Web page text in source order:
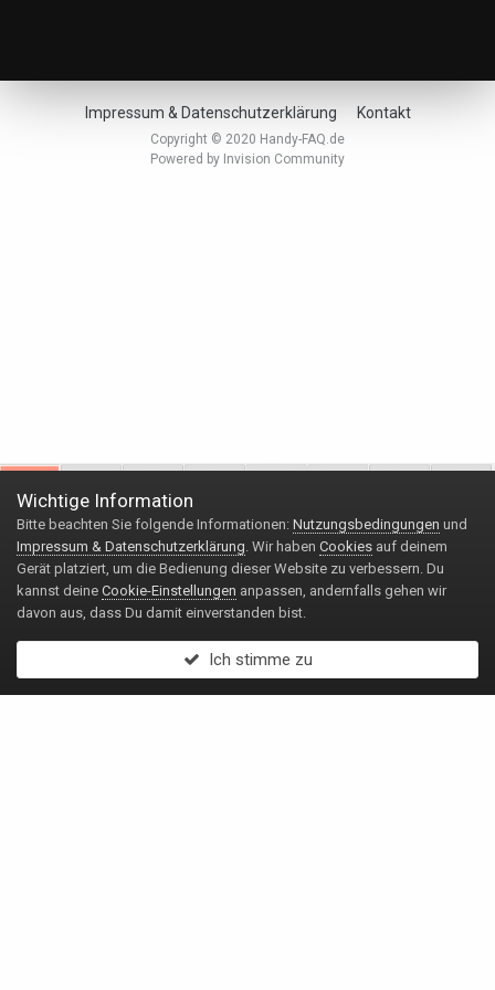
Impressum & Datenschutzerklärung Kontakt
Copyright © 2020 Handy-FAQ.de
Powered by Invision Community
Wichtige Information
Bitte beachten Sie folgende Informationen: Nutzungsbedingungen und
Impressum & Datenschutzerklärung. Wir haben Cookies auf deinem
Gerät platziert, um die Bedienung dieser Website zu verbessern. Du
kannst deine Cookie-Einstellungen anpassen, andernfalls gehen wir
davon aus, dass Du damit einverstanden bist.
Ich stimme zu